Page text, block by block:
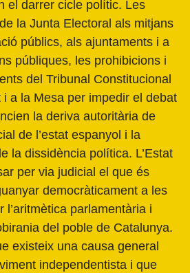
el darrer cicle polític. Les
la Junta Electoral als mitjans
públics, als ajuntaments i a
públiques, les prohibicions i
del Tribunal Constitucional
i a la Mesa per impedir el debat
la deriva autoritària de
de l’estat espanyol i la
la dissidència política. L’Estat
per via judicial el que és
democràticament a les
l’aritmètica parlamentària i
del poble de Catalunya.
existeix una causa general
independentista i que